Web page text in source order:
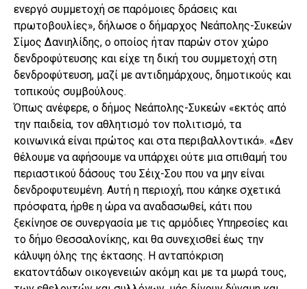
ενεργό συμμετοχή σε παρόμοιες δράσεις και
πρωτοβουλίες», δήλωσε ο δήμαρχος Νεάπολης-Συκεών
Σίμος Δανιηλίδης, ο οποίος ήταν παρών στον χώρο
δενδροφύτευσης και είχε τη δική του συμμετοχή στη
δενδροφύτευση, μαζί με αντιδημάρχους, δημοτικούς και
τοπικούς συμβούλους.
Όπως ανέφερε, ο δήμος Νεάπολης-Συκεών «εκτός από
την παιδεία, τον αθλητισμό τον πολιτισμό, τα
κοινωνικά είναι πρώτος και στα περιβαλλοντικά». «Δεν
θέλουμε να αφήσουμε να υπάρχει ούτε μια σπιθαμή του
περιαστικού δάσους του Σέιχ-Σου που να μην είναι
δενδροφυτευμένη. Αυτή η περιοχή, που κάηκε σχετικά
πρόσφατα, ήρθε η ώρα να αναδασωθεί, κάτι που
ξεκίνησε σε συνεργασία με τις αρμόδιες Υπηρεσίες και
το δήμο Θεσσαλονίκης, και θα συνεχισθεί έως την
κάλυψη όλης της έκτασης. Η ανταπόκριση
εκατοντάδων οικογενειών ακόμη και με τα μωρά τους,